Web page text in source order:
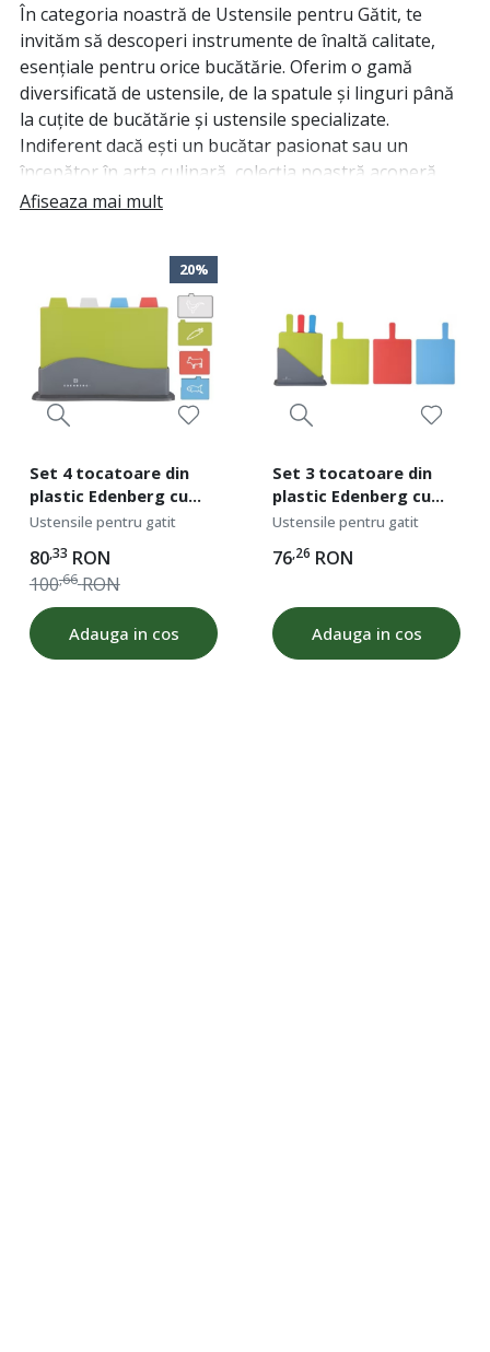
În categoria noastră de Ustensile pentru Gătit, te
invităm să descoperi instrumente de înaltă calitate,
esențiale pentru orice bucătărie. Oferim o gamă
diversificată de ustensile, de la spatule și linguri până
la cuțite de bucătărie și ustensile specializate.
Indiferent dacă ești un bucătar pasionat sau un
începător în arta culinară, colecția noastră acoperă
toate nevoile tale. Alege dintr-o varietate de materiale
pentru a-ți facilita procesul de gătit și pentru a obține
rezultate deosebite. Descoperă acum gama noastră și
investește în ustensile care să aducă eficiență și
plăcere în bucătăria ta.
Afiseaza mai mult
20%
Set 4 tocatoare din
plastic Edenberg cu
suport, dimensiune 30
Ustensile pentru gatit
80,33 RON
100,66 RON
Adauga in cos
Set 3 tocatoare din
plastic Edenberg cu
suport, Multicolor
Ustensile pentru gatit
76,26 RON
Adauga in cos